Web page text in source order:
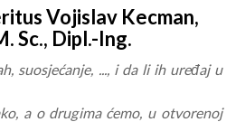
Vojislav Kecman,
Sc., Dipl.-Ing.
suosjećanje, ..., i da li ih uređaj u
a o drugima ćemo, u otvorenoj